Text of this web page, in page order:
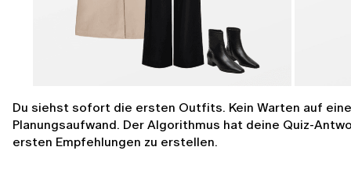
Du siehst sofort die ersten Outfits. Kein Warten auf
Planungsaufwand. Der Algorithmus hat deine Quiz-
ersten Empfehlungen zu erstellen.